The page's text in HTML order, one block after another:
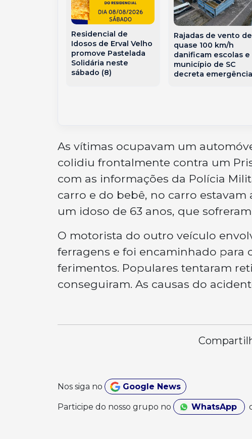
Residencial de
Idosos de Erval Velho
promove Pastelada
Solidária neste
sábado (8)
Rajadas de vento de
quase 100 km/h
danificam escolas e
município de SC
decreta emergência
As vítimas ocupavam um
colidiu frontalmente contra um
com as informações da Polícia
carro e do bebê, no carro estavam
um idoso de 63 anos, que
O motorista do outro veículo
ferragens e foi encaminhado para
ferimentos. Populares tentaram
conseguiram. As causas do
Nos siga no Google News
Participe do nosso grupo no WhatsApp